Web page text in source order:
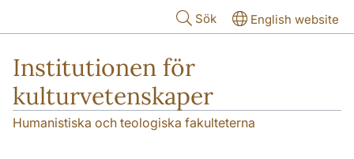
Sök English website
Institutionen för
kulturvetenskaper
Humanistiska och teologiska fakulteterna